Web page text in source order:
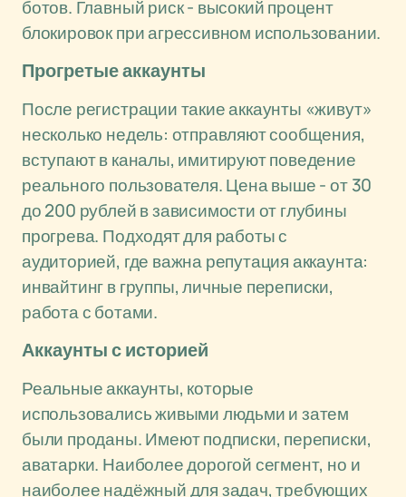
ботов. Главный риск - высокий процент
блокировок при агрессивном использовании.
Прогретые аккаунты
После регистрации такие аккаунты «живут»
несколько недель: отправляют сообщения,
вступают в каналы, имитируют поведение
реального пользователя. Цена выше - от 30
до 200 рублей в зависимости от глубины
прогрева. Подходят для работы с
аудиторией, где важна репутация аккаунта:
инвайтинг в группы, личные переписки,
работа с ботами.
Аккаунты с историей
Реальные аккаунты, которые
использовались живыми людьми и затем
были проданы. Имеют подписки, переписки,
аватарки. Наиболее дорогой сегмент, но и
наиболее надёжный для задач, требующих